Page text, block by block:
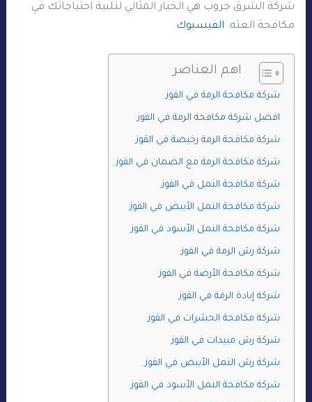
شركة الشرق جروب هي الخيار المثالي لتلبية احتياجاتك في
مكافحة العته. الفيسبوك
اهم العناصر
شركة مكافحة الرمة في القوز
افضل شركة مكافحة الرمة في القوز
شركة مكافحة الرمة رخيصة في القوز
شركة مكافحة الرمة مع الضمان في القوز
شركة مكافحة النمل في القوز
شركة مكافحة النمل الأبيض في القوز
شركة مكافحة النمل الأسود في القوز
شركة رش الرمة في القوز
شركة مكافحة الأرضة في القوز
شركة إبادة الرمة في القوز
شركة مكافحة الحشرات في القوز
شركة رش مبيدات في القوز
شركة رش النمل الأبيض في القوز
شركة مكافحة النمل الأسود في القوز